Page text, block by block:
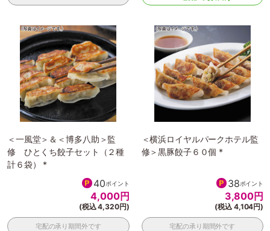
＜一風堂＞＆＜博多八助＞監
修 ひとくち餃子セット（２種
計６袋） *
40ポイント
4,000円
(税込 4,320円)
宅配の承り期間外です
＜横浜ロイヤルパークホテル監
修＞黒豚餃子６０個 *
38ポイント
3,800円
(税込 4,104円)
宅配の承り期間外です